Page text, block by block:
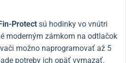
Protect sú hodinky vo vnútri
moderným zámkom na odtlačok
možno naprogramovať až 5
potreby ich opäť vymazať.